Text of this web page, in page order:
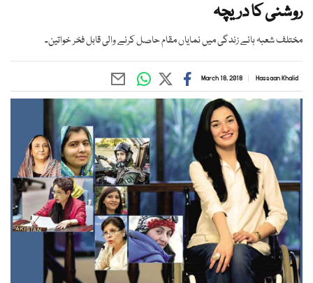
روشنی کا دریچہ
مختلف شعبہ ہائے زندگی میں نمایاں مقام حاصل کرنے والی قابل فخر خواتین۔
Hassaan Khalid
March 18, 2018